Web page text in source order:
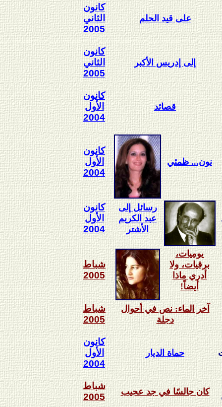
كانون
الثاني
2005
على قيد الحلم
كانون
الثاني
2005
إلى إدريس الأكبر
كانون
الأول
2004
قصائد
كانون
الأول
2004
نون... ظمئي
كانون
الأول
2004
رسائل إلى
عبد الكريم
الأشتر
شباط
2005
يوميات،
برقيات، ولا
أدري ماذا
أيضاً!
شباط
2005
آخر الماء: نص في أحوال
دجلة
كانون
الأول
2004
حماة الديار
شباط
2005
كان جالسًا في جد عجيب